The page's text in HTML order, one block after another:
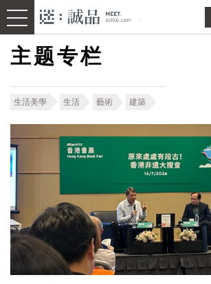
主题专栏
生活美學 生活 藝術 建築